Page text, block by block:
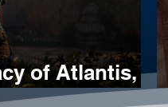
of Atlantis,
e immagini